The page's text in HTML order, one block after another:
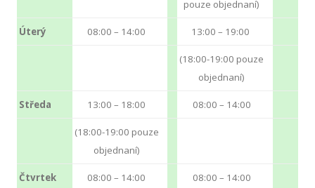
pouze objednaní)
Úterý 08:00 – 14:00 13:00 – 19:00
(18:00-19:00 pouze
objednaní)
Středa 13:00 – 18:00 08:00 – 14:00
(18:00-19:00 pouze
objednaní)
Čtvrtek 08:00 – 14:00 08:00 – 14:00